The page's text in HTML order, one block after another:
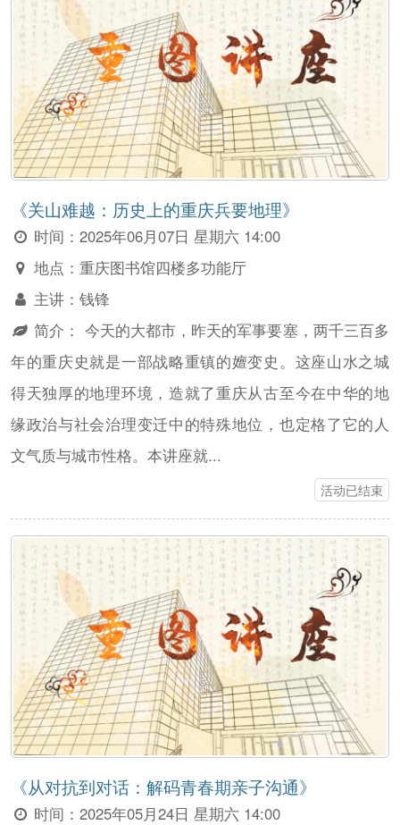
《关山难越：历史上的重庆兵要地理》
时间：2025年06月07日 星期六 14:00
地点：重庆图书馆四楼多功能厅
主讲：钱锋
简介： 今天的大都市，昨天的军事要塞，两千三百多
年的重庆史就是一部战略重镇的嬗变史。这座山水之城
得天独厚的地理环境，造就了重庆从古至今在中华的地
缘政治与社会治理变迁中的特殊地位，也定格了它的人
文气质与城市性格。本讲座就...
活动已结束
《从对抗到对话：解码青春期亲子沟通》
时间：2025年05月24日 星期六 14:00